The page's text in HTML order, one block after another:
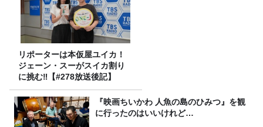
リポーターは本仮屋ユイカ！
ジェーン・スーがスイカ割り
に挑む‼【#278放送後記】
『映画ちいかわ 人魚の島のひみつ』を観
に行ったのはいいけれど…